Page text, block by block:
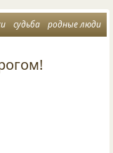
судьба родные люди